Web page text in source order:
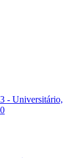
- Universitário,